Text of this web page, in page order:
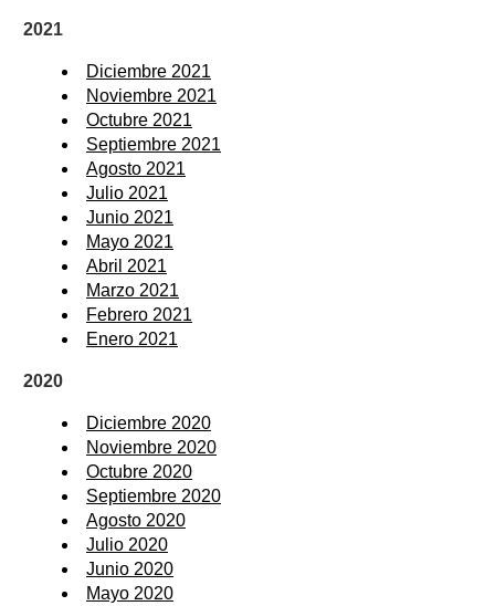
2021
Diciembre 2021
Noviembre 2021
Octubre 2021
Septiembre 2021
Agosto 2021
Julio 2021
Junio 2021
Mayo 2021
Abril 2021
Marzo 2021
Febrero 2021
Enero 2021
2020
Diciembre 2020
Noviembre 2020
Octubre 2020
Septiembre 2020
Agosto 2020
Julio 2020
Junio 2020
Mayo 2020